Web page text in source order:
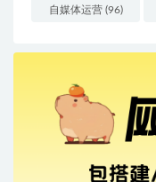
自媒体运营(96)